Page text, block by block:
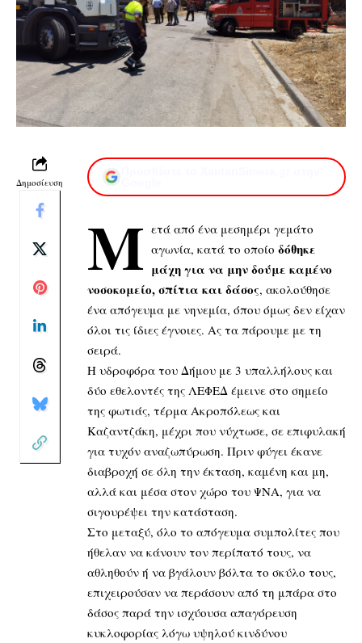
Δημοσίευση
Μ ετά από ένα μεσημέρι γεμάτο
αγωνία, κατά το οποίο δόθηκε
μάχη για να μην δούμε καμένο
νοσοκομείο, σπίτια και δάσος, ακολούθησε
ένα απόγευμα με νηνεμία, όπου όμως δεν είχαν
όλοι τις ίδιες έγνοιες. Ας τα πάρουμε με τη
σειρά.
Η υδροφόρα του Δήμου με 3 υπαλλήλους και
δύο εθελοντές της ΛΕΦΕΔ έμεινε στο σημείο
της φωτιάς, τέρμα Ακροπόλεως και
Καζαντζάκη, μέχρι που νύχτωσε, σε επιφυλακή
για τυχόν αναζωπύρωση. Πριν φύγει έκανε
διαβροχή σε όλη την έκταση, καμένη και μη,
αλλά και μέσα στον χώρο του ΨΝΑ, για να
σιγουρέψει την κατάσταση.
Στο μεταξύ, όλο το απόγευμα συμπολίτες που
ήθελαν να κάνουν τον περίπατό τους, να
αθληθούν ή να βγάλουν βόλτα το σκύλο τους,
επιχειρούσαν να περάσουν από τη μπάρα στο
δάσος παρά την ισχύουσα απαγόρευση
κυκλοφορίας λόγω υψηλού κινδύνου